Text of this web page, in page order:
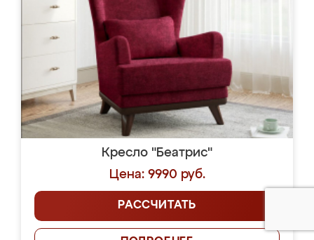
Кресло "Беатрис"
Цена: 9990 руб.
РАССЧИТАТЬ